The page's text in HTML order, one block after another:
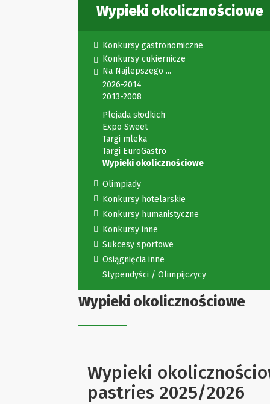
Wypieki okolicznościowe
Konkursy gastronomiczne
Konkursy cukiernicze
Na Najlepszego ...
2026-2014
2013-2008
Plejada słodkich
Expo Sweet
Targi mleka
Targi EuroGastro
Wypieki okolicznościowe
Olimpiady
Konkursy hotelarskie
Konkursy humanistyczne
Konkursy inne
Sukcesy sportowe
Osiągnięcia inne
Stypendyści / Olimpijczycy
Wypieki okolicznościowe
Wypieki
pastries 2025/2026